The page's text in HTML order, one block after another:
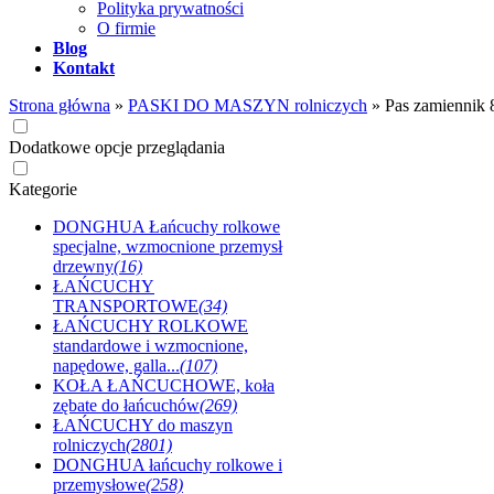
Polityka prywatności
O firmie
Blog
Kontakt
Strona główna » PASKI DO MASZYN rolniczych » Pas zamiennik
Dodatkowe opcje przeglądania
Kategorie
DONGHUA Łańcuchy rolkowe
specjalne, wzmocnione przemysł
drzewny(16)
ŁAŃCUCHY
TRANSPORTOWE(34)
ŁAŃCUCHY ROLKOWE
standardowe i wzmocnione,
napędowe, galla...(107)
KOŁA ŁAŃCUCHOWE, koła
zębate do łańcuchów(269)
ŁAŃCUCHY do maszyn
rolniczych(2801)
DONGHUA łańcuchy rolkowe i
przemysłowe(258)